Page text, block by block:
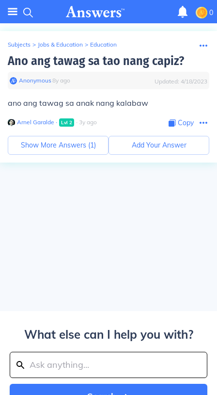
0
Subjects > Jobs & Education > Education
Ano ang tawag sa tao nang capiz?
Anonymous∙8y ago Updated: 4/18/2023
ano ang tawag sa anak nang kalabaw
Arnel Garalde ∙ Lvl 2 ∙ 3y ago Copy
Show More Answers (1) Add Your Answer
What else can I help you with?